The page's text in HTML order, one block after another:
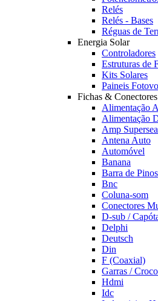
Relés
Relés - Bases
Réguas de
Energia Solar
Controladores
Estruturas de
Kits Solares
Paineis
Fichas & Conectores
Alimentação
Alimentação
Amp
Antena Auto
Automóvel
Banana
Barra de Pinos
Bnc
Coluna-som
Conectores
D-sub /
Delphi
Deutsch
Din
F (Coaxial)
Garras /
Hdmi
Idc